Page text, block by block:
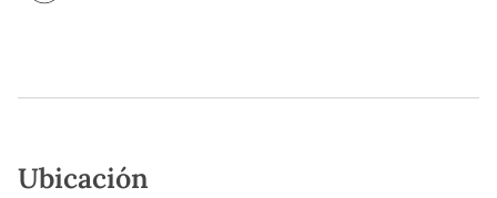
Ubicación